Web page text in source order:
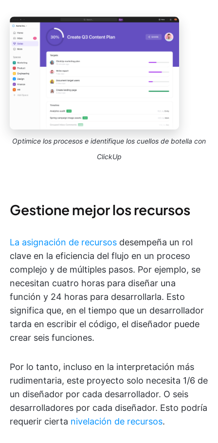
Optimice los procesos e identifique los cuellos de botella con
ClickUp
Gestione mejor los recursos
La asignación de recursos desempeña un rol
clave en la eficiencia del flujo en un proceso
complejo y de múltiples pasos. Por ejemplo, se
necesitan cuatro horas para diseñar una
función y 24 horas para desarrollarla. Esto
significa que, en el tiempo que un desarrollador
tarda en escribir el código, el diseñador puede
crear seis funciones.
Por lo tanto, incluso en la interpretación más
rudimentaria, este proyecto solo necesita 1/6 de
un diseñador por cada desarrollador. O seis
desarrolladores por cada diseñador. Esto podría
requerir cierta nivelación de recursos.